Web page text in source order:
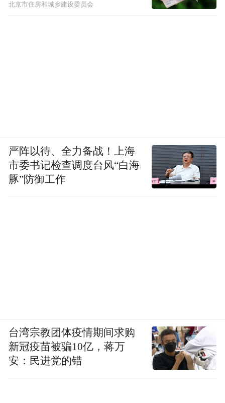
北京市住房和城乡建设委员会
严阵以待、全力备战！上海
市委书记检查调度台风“白海
豚”防御工作
台湾宗教团体疫情期间求购
新冠疫苗被骗10亿，蒋万
安：民进党的错